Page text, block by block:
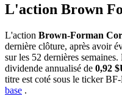
L'action Brown
L'action Brown-Forman
dernière clôture, après avoir
sur les 52 dernières
dividende annualisé de 0,92
titre est coté sous le ticker
base .